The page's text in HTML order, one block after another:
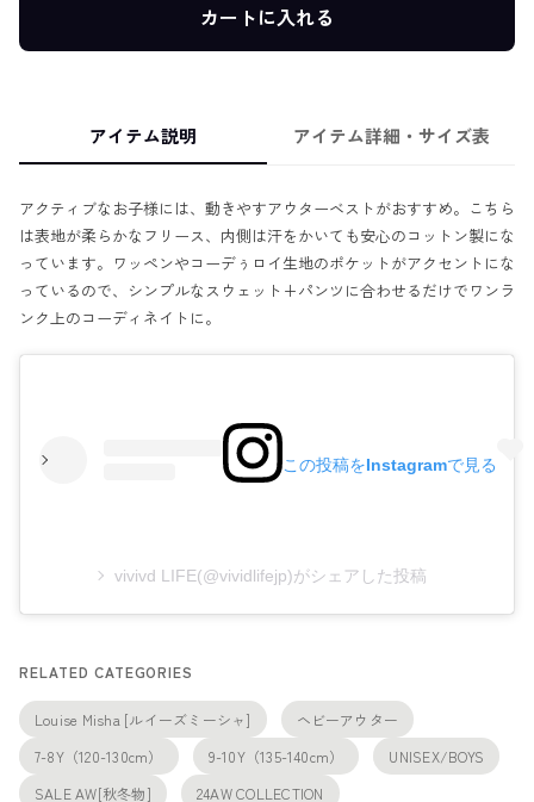
カートに入れる
アイテム説明 アイテム詳細・サイズ表
アクティブなお子様には、動きやすアウターベストがおすすめ。こちら
は表地が柔らかなフリース、内側は汗をかいても安心のコットン製にな
っています。ワッペンやコーデぅロイ生地のポケットがアクセントにな
っているので、シンプルなスウェット+パンツに合わせるだけでワンラ
ンク上のコーディネイトに。
この投稿をInstagramで見る
vivivd LIFE(@vividlifejp)がシェアした投稿
RELATED CATEGORIES
Louise Misha [ルイーズミーシャ]
ヘビーアウター
7-8Y（120-130cm）
9-10Y（135-140cm）
UNISEX/BOYS
SALE AW[秋冬物]
24AW COLLECTION